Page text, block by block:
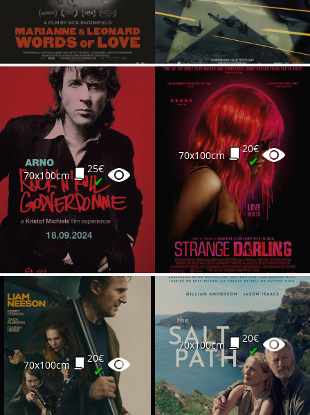
70x100cm
25€
✔
70x100cm
20€
✔
70x100cm
20€
✔
70x100cm
20€
✔